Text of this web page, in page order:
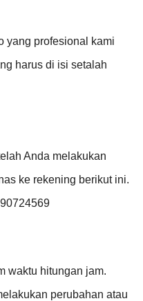
yang profesional kami
harus di isi setalah
Anda melakukan
ke rekening berikut ini.
waktu hitungan jam.
perubahan atau